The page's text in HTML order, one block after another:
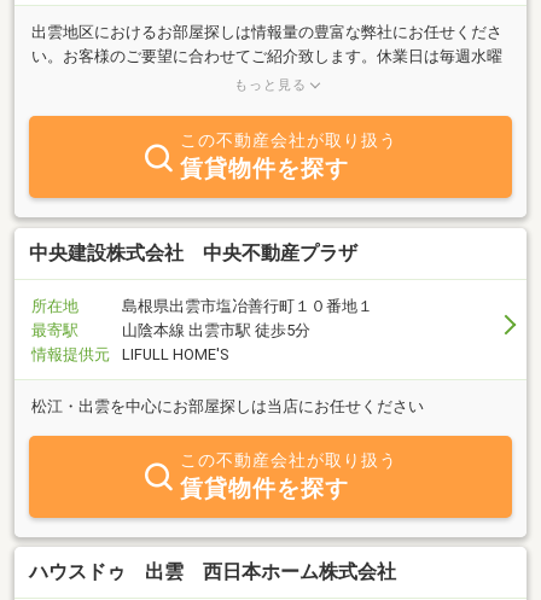
出雲地区におけるお部屋探しは情報量の豊富な弊社にお任せくださ
い。お客様のご要望に合わせてご紹介致します。休業日は毎週水曜
日です。日曜・祝日も営業しておりますので、是非ご来店下さいま
もっと見る
この不動産会社が取り扱う
賃貸物件を探す
中央建設株式会社 中央不動産プラザ
所在地
島根県出雲市塩冶善行町１０番地１
最寄駅
山陰本線 出雲市駅 徒歩5分
情報提供元
LIFULL HOME'S
松江・出雲を中心にお部屋探しは当店にお任せください
この不動産会社が取り扱う
賃貸物件を探す
ハウスドゥ 出雲 西日本ホーム株式会社